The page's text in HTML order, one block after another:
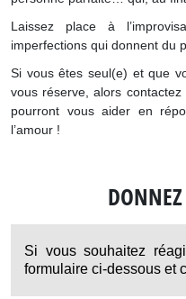
Laissez place à
imperfections qui donnent du
Si vous êtes seul(e) et que
vous réserve, alors
pourront vous aider en
l’amour !
Si vous souhaitez
formulaire ci-dessous et